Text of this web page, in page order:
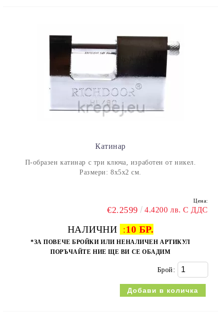
Катинар
П-образен катинар с три ключа, изработен от никел.
Размери: 8х5х2 см.
Цена:
€2.2599 4.4200 лв. С ДДС
НАЛИЧНИ :10 БР.
*ЗА ПОВЕЧЕ БРОЙКИ ИЛИ НЕНАЛИЧЕН АРТИКУЛ
ПОРЪЧАЙТЕ НИЕ ЩЕ ВИ СЕ ОБАДИМ
Брой: